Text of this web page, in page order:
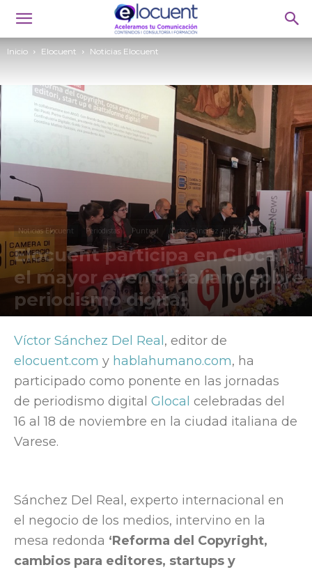
Inicio Elocuent Noticias Elocuent
Noticias Elocuent Periodistas Puntual Victor Sánchez del Real
Elocuent participa en Glocal,
el mayor evento italiano sobre
periodismo digital
Víctor Sánchez Del Real , editor de
elocuent.com y hablahumano.com, ha
participado como ponente en las jornadas
de periodismo digital Glocal celebradas del
16 al 18 de noviembre en la ciudad italiana de
Varese.
Sánchez Del Real, experto internacional en
el negocio de los medios, intervino en la
mesa redonda ‘Reforma del Copyright,
cambios para editores, startups y